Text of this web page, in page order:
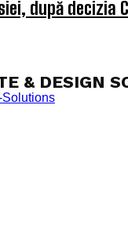
după decizia
& DESIGN